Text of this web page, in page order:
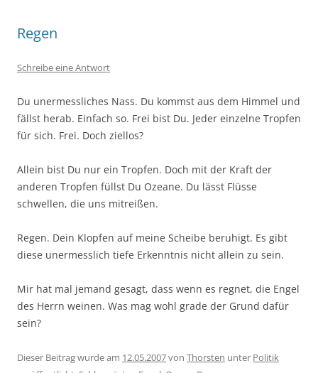
Regen
Schreibe eine Antwort
Du unermessliches Nass. Du kommst aus dem Himmel und
fällst herab. Einfach so. Frei bist Du. Jeder einzelne Tropfen
für sich. Frei. Doch ziellos?
Allein bist Du nur ein Tropfen. Doch mit der Kraft der
anderen Tropfen füllst Du Ozeane. Du lässt Flüsse
schwellen, die uns mitreißen.
Regen. Dein Klopfen auf meine Scheibe beruhigt. Es gibt
diese unermesslich tiefe Erkenntnis nicht allein zu sein.
Mir hat mal jemand gesagt, dass wenn es regnet, die Engel
des Herrn weinen. Was mag wohl grade der Grund dafür
sein?
Dieser Beitrag wurde am 12.05.2007von Thorsten unter Politik